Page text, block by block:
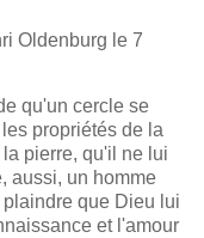
Oldenburg le 7
qu'un cercle se
propriétés de la
pierre, qu'il ne lui
aussi, un homme
que Dieu lui
et l'amour